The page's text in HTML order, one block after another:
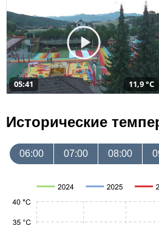
05:41 11,9 °C
Исторические
06:00 07:00 08:00